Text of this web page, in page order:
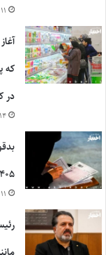
۱۱ مرداد ۱۴۰۵
که
در
۱۴ مرداد ۱۴۰۵
۱۱ مرداد ۱۴۰۵